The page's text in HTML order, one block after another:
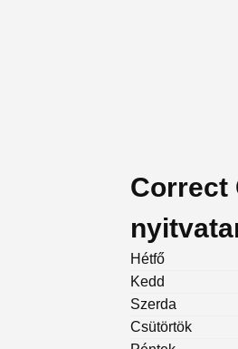
Correct
Hétfő
Kedd
Szerda
Csütörtök